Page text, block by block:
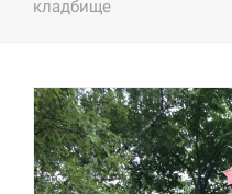
кладбище